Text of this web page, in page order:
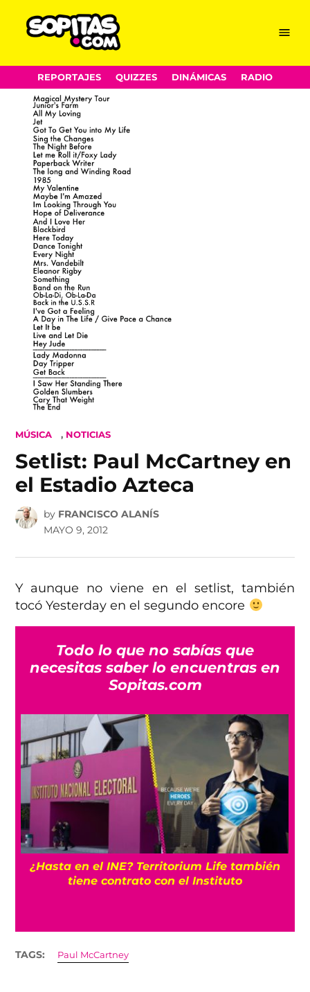
Skip
to
content
Menu
REPORTAJES QUIZZES DINÁMICAS RADIO
POSTED
MÚSICA , NOTICIAS
Setlist: Paul McCartney en
el Estadio Azteca
by FRANCISCO ALANÍS
MAYO 9, 2012
Y aunque no viene en el setlist, también
tocó Yesterday en el segundo encore
Todo lo que no sabías que
necesitas saber lo encuentras en
Sopitas.com
¿Hasta en el INE? Territorium Life también
tiene contrato con el Instituto
TAGS: Paul McCartney